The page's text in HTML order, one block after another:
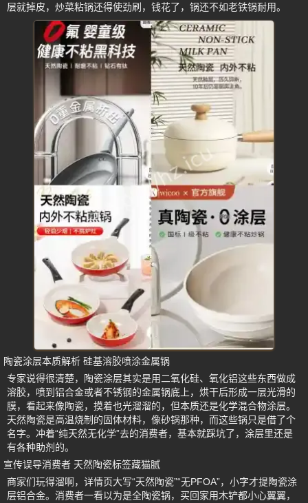
层就掉皮，炒菜粘锅还得使劲刷，钱花了，锅还不如老铁锅耐用。
陶瓷涂层本质解析 硅基溶胶喷涂金属锅
专家说得很清楚，陶瓷涂层其实是用二氧化硅、氧化铝这些东西做成
溶胶，喷到铝合金或者不锈钢的金属锅底上，烘干后形成一层光滑的
膜，看起来像陶瓷，摸着也光溜溜的，但本质还是化学混合物涂层。
天然陶瓷是高温烧制的固体材料，像砂锅那种，而这些锅只是借了个
名字。冲着“纯天然无化学”去的消费者，基本就踩坑了，涂层里还是
有各种助剂的。
宣传误导消费者 天然陶瓷标签藏猫腻
商家们玩得溜啊，详情页大写“天然陶瓷”“无PFOA”，小字才提陶瓷涂
层铝合金。消费者一看以为是全陶瓷锅，买回家用木铲都小心翼翼，